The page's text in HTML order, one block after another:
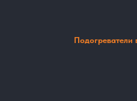
Подогреватели